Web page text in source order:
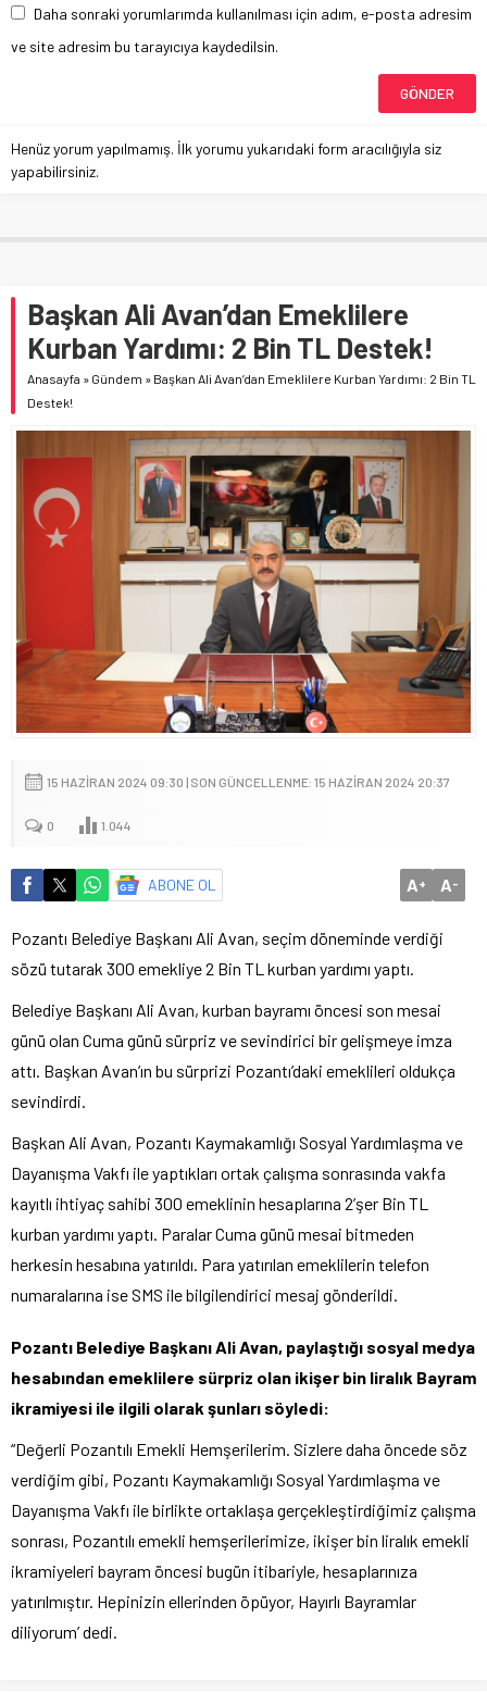
Daha sonraki yorumlarımda kullanılması için adım, e-posta adresim
ve site adresim bu tarayıcıya kaydedilsin.
Henüz yorum yapılmamış. İlk yorumu yukarıdaki form aracılığıyla siz
yapabilirsiniz.
Başkan Ali Avan’dan Emeklilere
Kurban Yardımı: 2 Bin TL Destek!
Anasayfa » Gündem » Başkan Ali Avan’dan Emeklilere Kurban Yardımı: 2 Bin TL
Destek!
15 HAZIRAN 2024 09:30 | SON GÜNCELLENME: 15 HAZIRAN 2024 20:37
0 1.044
ABONE OL A+ A-
Pozantı Belediye Başkanı Ali Avan, seçim döneminde verdiği
sözü tutarak 300 emekliye 2 Bin TL kurban yardımı yaptı.
Belediye Başkanı Ali Avan, kurban bayramı öncesi son mesai
günü olan Cuma günü sürpriz ve sevindirici bir gelişmeye imza
attı. Başkan Avan’ın bu sürprizi Pozantı’daki emeklileri oldukça
sevindirdi.
Başkan Ali Avan, Pozantı Kaymakamlığı Sosyal Yardımlaşma ve
Dayanışma Vakfı ile yaptıkları ortak çalışma sonrasında vakfa
kayıtlı ihtiyaç sahibi 300 emeklinin hesaplarına 2’şer Bin TL
kurban yardımı yaptı. Paralar Cuma günü mesai bitmeden
herkesin hesabına yatırıldı. Para yatırılan emeklilerin telefon
numaralarına ise SMS ile bilgilendirici mesaj gönderildi.
Pozantı Belediye Başkanı Ali Avan, paylaştığı sosyal medya
hesabından emeklilere sürpriz olan ikişer bin liralık Bayram
ikramiyesi ile ilgili olarak şunları söyledi:
“Değerli Pozantılı Emekli Hemşerilerim. Sizlere daha öncede söz
verdiğim gibi, Pozantı Kaymakamlığı Sosyal Yardımlaşma ve
Dayanışma Vakfı ile birlikte ortaklaşa gerçekleştirdiğimiz çalışma
sonrası, Pozantılı emekli hemşerilerimize, ikişer bin liralık emekli
ikramiyeleri bayram öncesi bugün itibariyle, hesaplarınıza
yatırılmıştır. Hepinizin ellerinden öpüyor, Hayırlı Bayramlar
diliyorum’ dedi.